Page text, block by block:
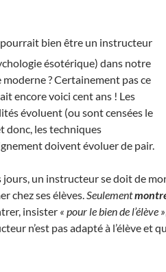
bien être un instructeur
ésotérique) dans notre
moderne ? Certainement pas ce
encore voici cent ans ! Les
évoluent (ou sont censées le
donc, les techniques
doivent évoluer de pair.
jours, un instructeur se doit de
chez ses élèves.Seulement
insister « pour le bien de l’élève »
n’est pas adapté à l’élève et